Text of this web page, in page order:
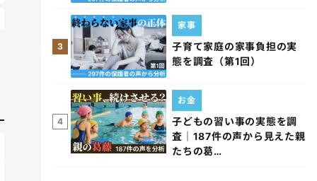
3
子育て家庭の家事負担の実
態を調査（第1回）
家事
4
子どもの習い事の実態を調
査｜187件の声から見えた親
たちの葛…
お金